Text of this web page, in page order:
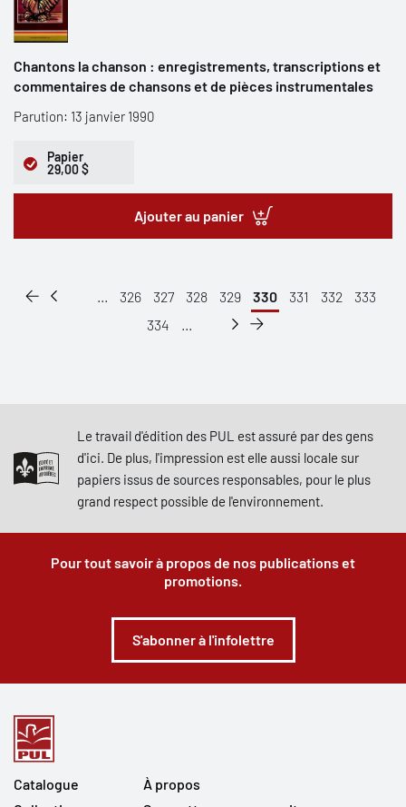
Chantons la chanson : enregistrements, transcriptions et
commentaires de chansons et de pièces instrumentales
Parution: 13 janvier 1990
Papier
29,00 $
Ajouter au panier
... 326 327 328 329 330 331 332
333
334
...
Le travail d'édition des PUL est assuré par des gens
d'ici. De plus, l'impression est elle aussi locale sur
papiers issus de sources responsables, pour le plus
grand respect possible de l'environnement.
Pour tout savoir à propos de nos publications et
promotions.
S'abonner à l'infolettre
Catalogue
À propos